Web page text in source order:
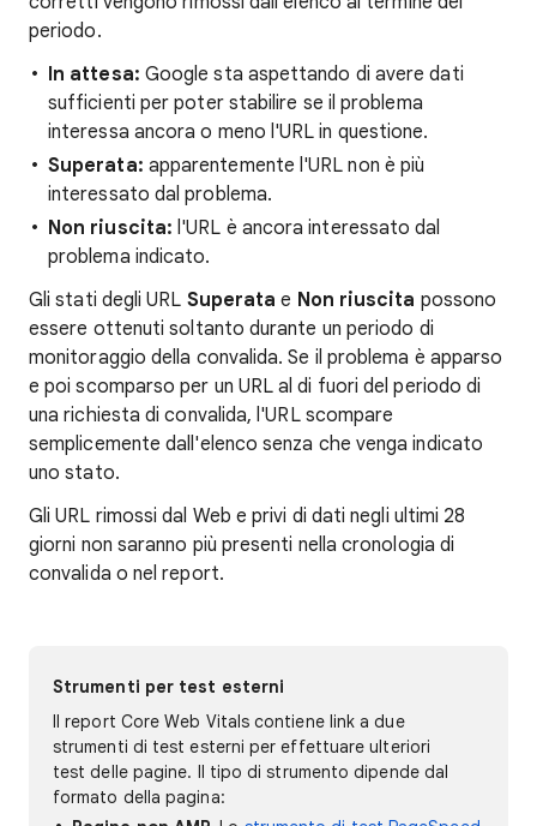
periodo.
In attesa: Google sta aspettando di avere dati
sufficienti per poter stabilire se il problema
interessa ancora o meno l'URL in questione.
Superata: apparentemente l'URL non è più
interessato dal problema.
Non riuscita: l'URL è ancora interessato dal
problema indicato.
Gli stati degli URL Superata e Non riuscita possono
essere ottenuti soltanto durante un periodo di
monitoraggio della convalida. Se il problema è apparso
e poi scomparso per un URL al di fuori del periodo di
una richiesta di convalida, l'URL scompare
semplicemente dall'elenco senza che venga indicato
uno stato.
Gli URL rimossi dal Web e privi di dati negli ultimi 28
giorni non saranno più presenti nella cronologia di
convalida o nel report.
Strumenti per test esterni
Il report Core Web Vitals contiene link a due
strumenti di test esterni per effettuare ulteriori
test delle pagine. Il tipo di strumento dipende dal
formato della pagina: